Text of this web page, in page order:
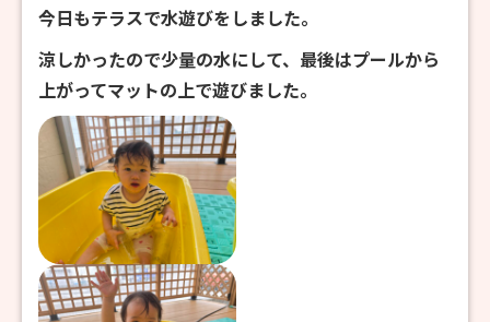
今日もテラスで水遊びをしました。
涼しかったので少量の水にして、最後はプールから
上がってマットの上で遊びました。